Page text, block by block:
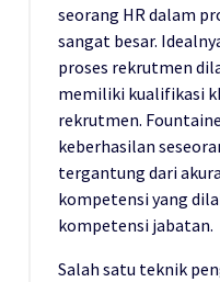
seorang HR dalam
sangat besar.
proses rekrutmen
memiliki kualifikasi
rekrutmen.
keberhasilan
tergantung dari
kompetensi yang
kompetensi jabatan.
Salah satu teknik